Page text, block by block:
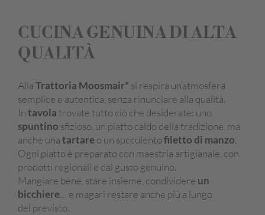
CUCINA GENUINA DI ALTA
QUALITÀ
AllaTrattoria Moosmair* si respira un’atmosfera
semplice e autentica, senza rinunciare alla qualità.
Intavolatrovate tutto ciò che desiderate: uno
spuntino sfizioso, un piatto caldo della tradizione, ma
anche unatartareo un succulentofiletto di manzo.
Ogni piatto è preparato con maestria artigianale, con
prodotti regionali e dal gusto genuino.
Mangiare bene, stare insieme, condividere un
bicchiere… e magari restare anche più a lungo
del previsto.